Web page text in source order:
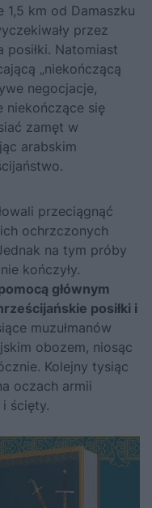
1,5 km od Damaszku
przez
Natomiast
„niekończącą
negocjacje,
niekończące się
zamęt w
arabskim
przeciągnąć
ochrzczonych
na tym próby
kończyły.
głównym
posiłki i
muzułmanów
obozem, niosąc
Kolejny tysiąc
oczach armii
ścięty.